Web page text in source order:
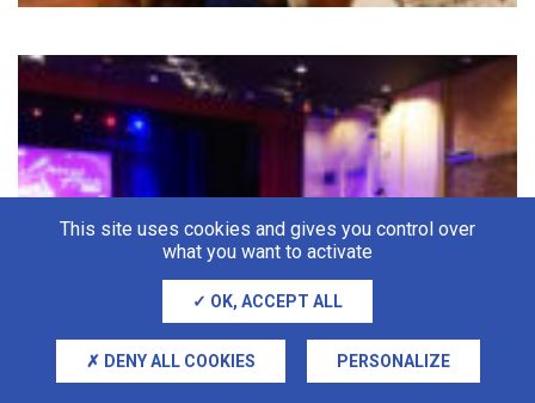
This site uses cookies and gives you control over
what you want to activate
OK, ACCEPT ALL
DENY ALL COOKIES PERSONALIZE